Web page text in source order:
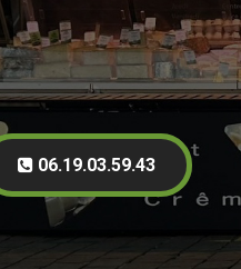
06.19.03.59.43